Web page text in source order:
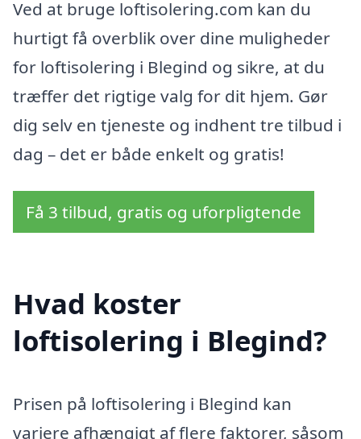
Ved at bruge loftisolering.com kan du
hurtigt få overblik over dine muligheder
for loftisolering i Blegind og sikre, at du
træffer det rigtige valg for dit hjem. Gør
dig selv en tjeneste og indhent tre tilbud i
dag – det er både enkelt og gratis!
Få 3 tilbud, gratis og uforpligtende
Hvad koster
loftisolering i Blegind?
Prisen på loftisolering i Blegind kan
variere afhængigt af flere faktorer, såsom